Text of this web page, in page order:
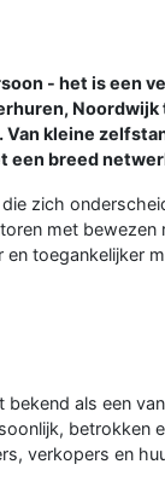
- het is een
Noordwijk
Van kleine
een breed
zich
met bewezen
toegankelijker
bekend als een
betrokken
verkopers en